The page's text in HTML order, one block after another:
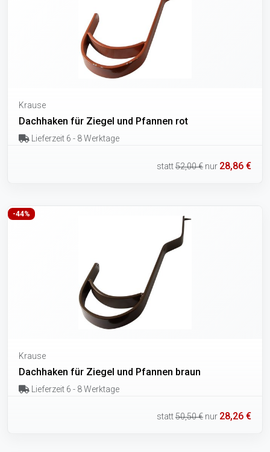
Krause
Dachhaken für Ziegel und Pfannen rot
Lieferzeit 6 - 8 Werktage
statt52,00 € nur 28,86 €
-44%
Krause
Dachhaken für Ziegel und Pfannen braun
Lieferzeit 6 - 8 Werktage
statt50,50 € nur 28,26 €